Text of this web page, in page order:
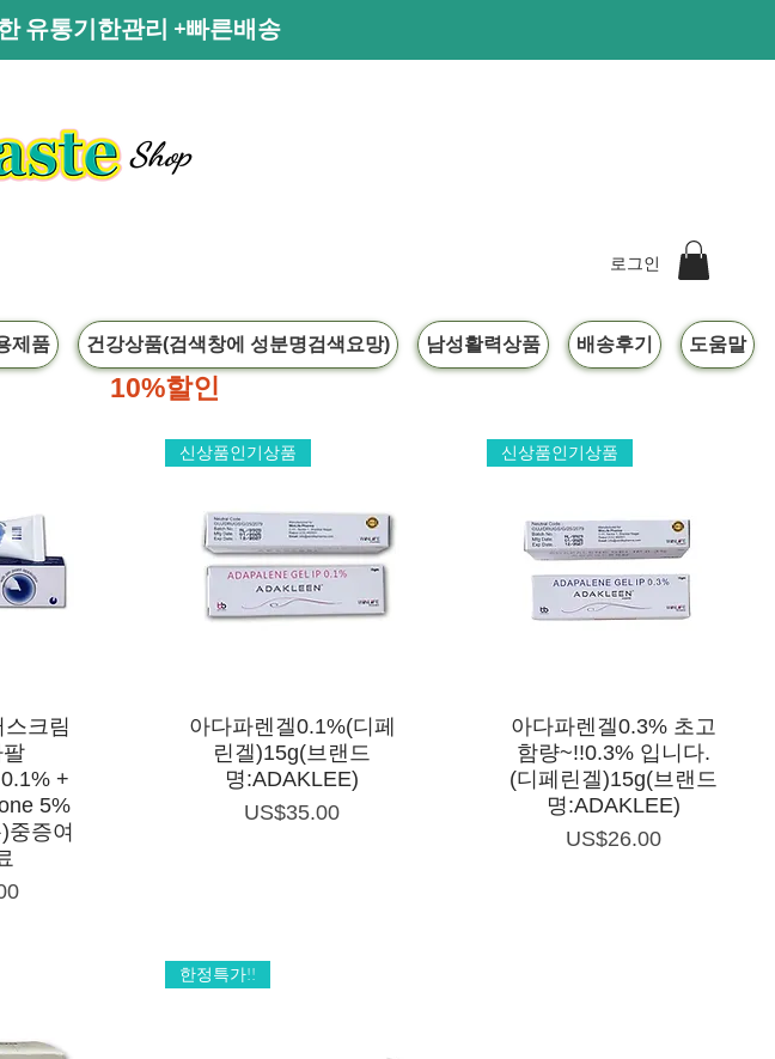
유통기한관리 +빠른배송
Shop
로그인
제품 건강상품(검색창에 성분명검색요망) 남성활력상품 배송후기 도움말
10%할인
크림
+
5%
중증여
제품보기
신상품인기상품
아다파렌겔0.1%(디페
린겔)15g(브랜드
명:ADAKLEE)
가격
US$35.00
제품보기
신상품인기상품
아다파렌겔0.3% 초고
함량~!!0.3% 입니다.
(디페린겔)15g(브랜드
명:ADAKLEE)
가격
US$26.00
한정특가!!